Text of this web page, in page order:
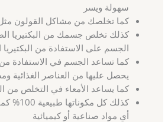
سهولة ويسر
كما تخلصك من مشاكل القولون مثل
كذلك تخلص جسمك من البكتيريا
الجسم على الاستفادة من البكتيريا
كما تساعد الجسم في الاستفادة من
يحصل عليها من العناصر الغذائية
كما يساعد الأمعاء في التخلص من
كذلك كل
أي مواد صناعية أو كيميائية